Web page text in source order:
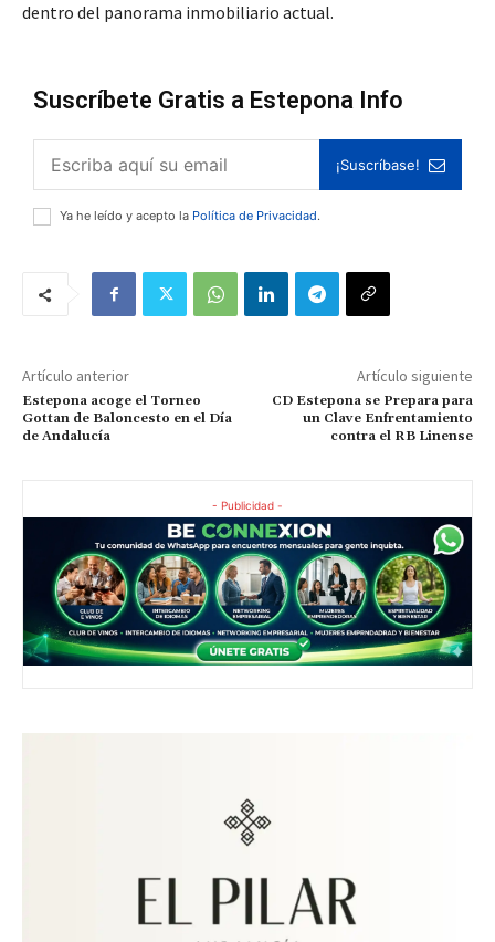
dentro del panorama inmobiliario actual.
Suscríbete Gratis a Estepona Info
¡Suscríbase!
Ya he leído y acepto la Política de Privacidad.
Artículo anterior
Estepona acoge el Torneo
Gottan de Baloncesto en el Día
de Andalucía
Artículo siguiente
CD Estepona se Prepara para
un Clave Enfrentamiento
contra el RB Linense
- Publicidad -